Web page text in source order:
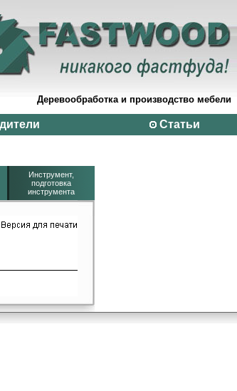
Деревообработка и производство мебели
Статьи
Инструмент,
подготовка
инструмента